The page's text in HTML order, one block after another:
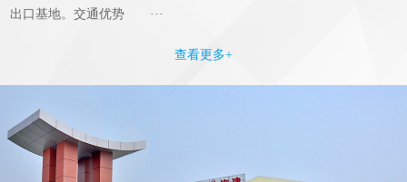
出口基地。交通优势 ···
查看更多+